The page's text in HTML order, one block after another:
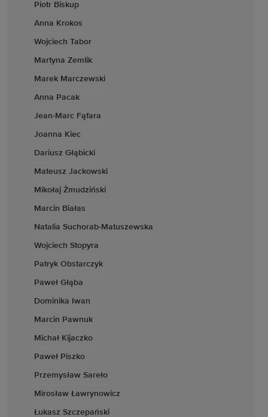
Piotr Biskup
Anna Krokos
Wojciech Tabor
Martyna Zemlik
Marek Marczewski
Anna Pacak
Jean-Marc Fąfara
Joanna Kiec
Dariusz Głąbicki
Mateusz Jackowski
Mikołaj Żmudziński
Marcin Białas
Natalia Suchorab-Matuszewska
Wojciech Stopyra
Patryk Obstarczyk
Paweł Głąba
Dominika Iwan
Marcin Pawnuk
Michał Kijaczko
Paweł Piszko
Przemysław Sareło
Mirosław Ławrynowicz
Łukasz Szczepański